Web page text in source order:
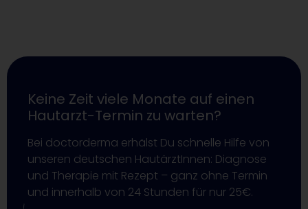
Keine Zeit viele Monate auf einen
Hautarzt-Termin zu warten?
Bei doctorderma erhälst Du schnelle Hilfe von
unseren deutschen HautärztInnen: Diagnose
und Therapie mit Rezept – ganz ohne Termin
und innerhalb von 24 Stunden für nur 25€.